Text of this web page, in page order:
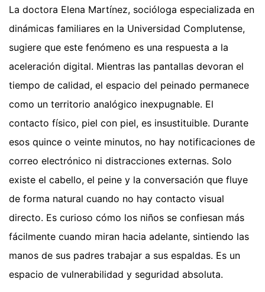
La doctora Elena Martínez, socióloga especializada en
dinámicas familiares en la Universidad Complutense,
sugiere que este fenómeno es una respuesta a la
aceleración digital. Mientras las pantallas devoran el
tiempo de calidad, el espacio del peinado permanece
como un territorio analógico inexpugnable. El
contacto físico, piel con piel, es insustituible. Durante
esos quince o veinte minutos, no hay notificaciones de
correo electrónico ni distracciones externas. Solo
existe el cabello, el peine y la conversación que fluye
de forma natural cuando no hay contacto visual
directo. Es curioso cómo los niños se confiesan más
fácilmente cuando miran hacia adelante, sintiendo las
manos de sus padres trabajar a sus espaldas. Es un
espacio de vulnerabilidad y seguridad absoluta.